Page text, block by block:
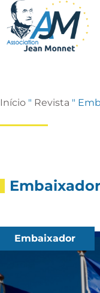
Início " Revista "
Embaixador
Embaixador